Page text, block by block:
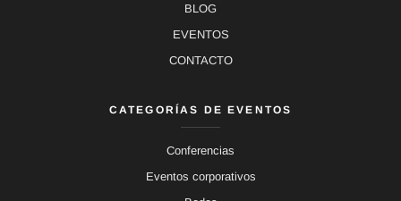
BLOG
EVENTOS
CONTACTO
CATEGORÍAS DE EVENTOS
Conferencias
Eventos corporativos